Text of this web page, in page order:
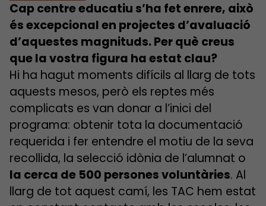
Cap centre educatiu s’ha fet enrere, això
és excepcional en projectes d’avaluació
d’aquestes magnituds. Per què creus
que la vostra figura ha estat clau?
Hi ha hagut moments difícils al llarg de tots
aquests mesos, però els reptes més
complicats es van donar a l’inici del
programa: obtenir tota la documentació
requerida i fer entendre el motiu de la seva
recollida, la selecció idònia de l’alumnat o
la cerca de 500 persones voluntàries. Al
llarg de tot aquest camí, les TAC hem estat